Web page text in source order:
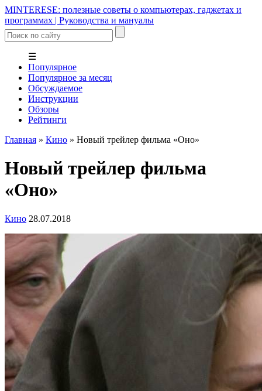
MINTERESE: полезные советы о компьютерах, гаджетах и
программах | Руководства и мануалы
☰
Популярное
Популярное за месяц
Обсуждаемое
Инструкции
Обзоры
Рейтинги
Главная » Кино » Новый трейлер фильма «Оно»
Новый трейлер фильма
«Оно»
Кино 28.07.2018